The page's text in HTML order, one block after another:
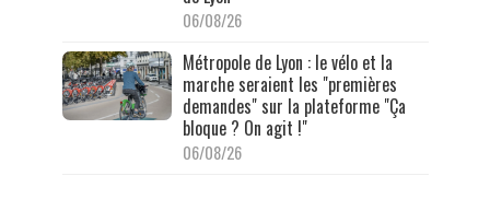
06/08/26
Métropole de Lyon : le vélo et la
marche seraient les "premières
demandes" sur la plateforme "Ça
bloque ? On agit !"
06/08/26